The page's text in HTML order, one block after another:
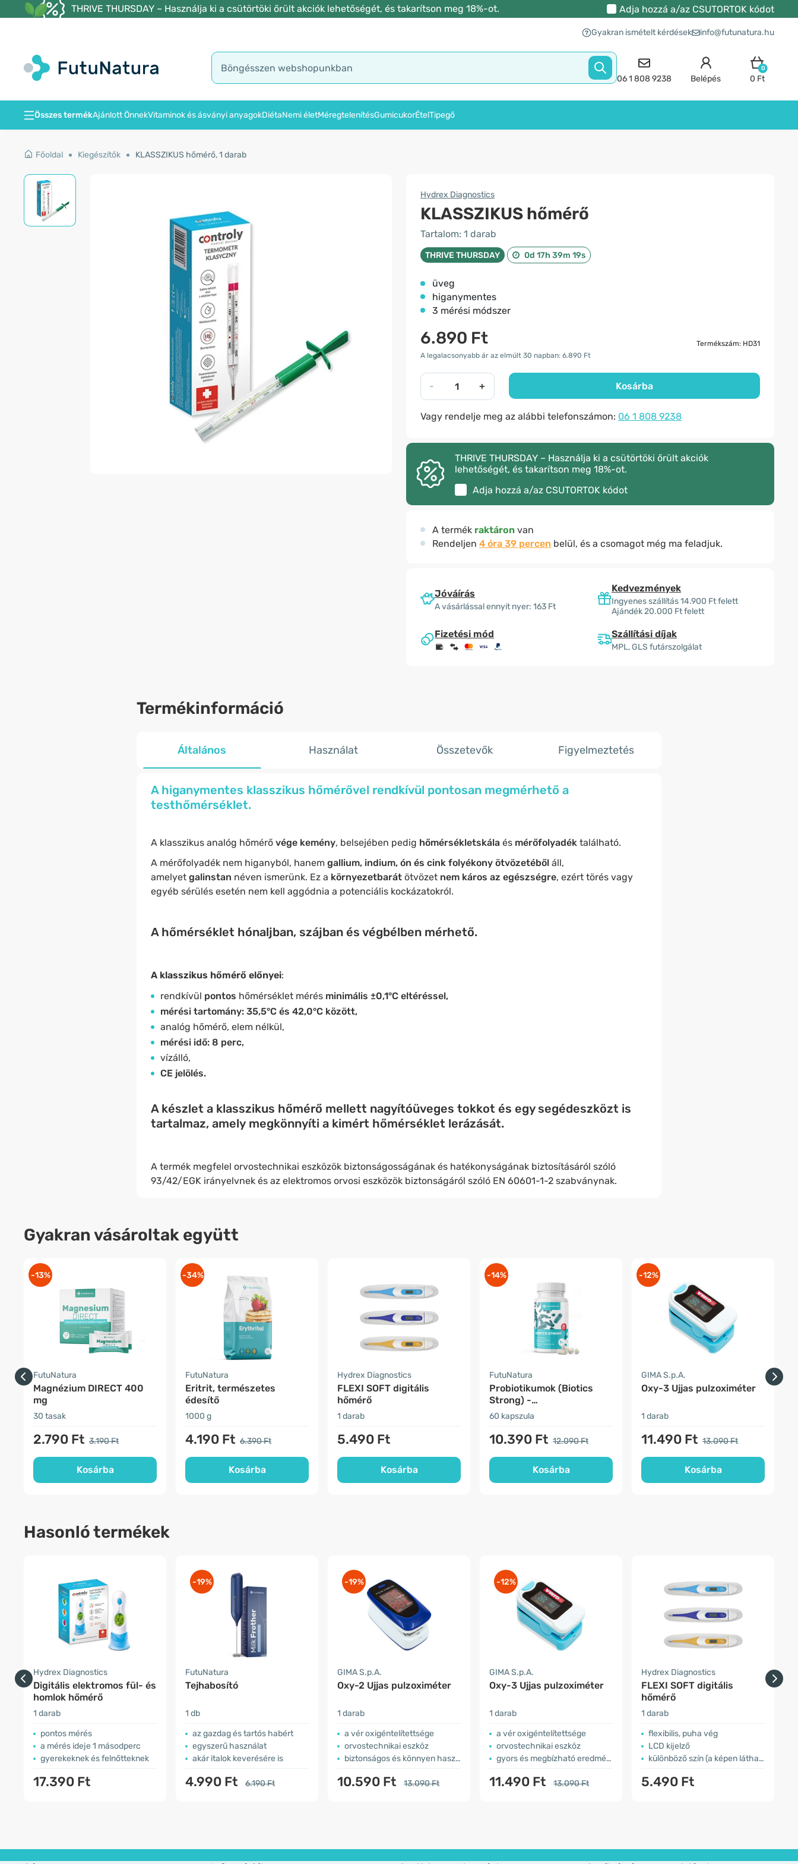
THRIVE THURSDAY – Használja ki a csütörtöki őrült akciók lehetőségét, és takarítson meg 18%-ot. Adja hozzá a/az CSUTORTOKkódot
Gyakran ismételt kérdések info@futunatura.hu
06 1 808 9238 Belépés
0
0 Ft
Összes termékAjánlott ÖnnekVitaminok és ásványi anyagokDiétaNemi életMéregtelenítésGumicukorÉtelTipegő
Főoldal Kiegészítők KLASSZIKUS hőmérő, 1 darab
Hydrex Diagnostics
KLASSZIKUS hőmérő
Tartalom: 1 darab
THRIVE THURSDAY 0d 17h 39m 18s
üveg
higanymentes
3 mérési módszer
6.890 Ft
Termékszám: HD31
A legalacsonyabb ár az elmúlt 30 napban: 6.890 Ft
- + Kosárba
Vagy rendelje meg az alábbi telefonszámon: 06 1 808 9238
THRIVE THURSDAY – Használja ki a csütörtöki őrült akciók
lehetőségét, és takarítson meg 18%-ot.
Adja hozzá a/az CSUTORTOK kódot
A termék raktáron van
Rendeljen 4 óra 39 percen belül, és a csomagot még ma feladjuk.
Jóváírás
A vásárlással ennyit nyer: 163 Ft
Kedvezmények
Ingyenes szállítás 14.900 Ft felett
Ajándék 20.000 Ft felett
Fizetési mód Szállítási díjak
MPL, GLS futárszolgálat
Termékinformáció
Általános Használat Összetevők Figyelmeztetés
A higanymentes klasszikus hőmérővel rendkívül pontosan megmérhető a
testhőmérséklet.
A klasszikus analóg hőmérő vége kemény, belsejében pedig hőmérsékletskála és mérőfolyadék található.
A mérőfolyadék nem higanyból, hanem gallium, indium, ón és cink folyékony ötvözetéből áll,
amelyet galinstan néven ismerünk. Ez a környezetbarát ötvözet nem káros az egészségre, ezért törés vagy
egyéb sérülés esetén nem kell aggódnia a potenciális kockázatokról.
A hőmérséklet hónaljban, szájban és végbélben mérhető.
A klasszikus hőmérő előnyei:
rendkívül pontos hőmérséklet mérés minimális ±0,1°C eltéréssel,
mérési tartomány: 35,5°C és 42,0°C között,
analóg hőmérő, elem nélkül,
mérési idő: 8 perc,
vízálló,
CE jelölés.
A készlet a klasszikus hőmérő mellett nagyítóüveges tokkot és egy segédeszközt is
tartalmaz, amely megkönnyíti a kimért hőmérséklet lerázását.
A termék megfelel orvostechnikai eszközök biztonságosságának és hatékonyságának biztosításáról szóló
93/42/EGK irányelvnek és az elektromos orvosi eszközök biztonságáról szóló EN 60601-1-2 szabványnak.
Gyakran vásároltak együtt
-13%
FutuNatura
Magnézium DIRECT 400
mg
30 tasak
2.790 Ft 3.190 Ft
Kosárba
-34%
FutuNatura
Eritrit, természetes
édesítő
1000 g
4.190 Ft 6.390 Ft
Kosárba
Hydrex Diagnostics
FLEXI SOFT digitális
hőmérő
1 darab
5.490 Ft
Kosárba
-14%
FutuNatura
Probiotikumok (Biotics
Strong) -
emésztőrendszer
60 kapszula
10.390 Ft 12.090 Ft
Kosárba
-12%
GIMA S.p.A.
Oxy-3 Ujjas pulzoximéter
1 darab
11.490 Ft 13.090 Ft
Kosárba
Hasonló termékek
Hydrex Diagnostics
Digitális elektromos fül- és
homlok hőmérő
1 darab
pontos mérés
a mérés ideje 1 másodperc
gyerekeknek és felnőtteknek
17.390 Ft
-19%
FutuNatura
Tejhabosító
1 db
az gazdag és tartós habért
egyszerű használat
akár italok keverésére is
4.990 Ft 6.190 Ft
-19%
GIMA S.p.A.
Oxy-2 Ujjas pulzoximéter
1 darab
a vér oxigéntelítettsége
orvostechnikai eszköz
biztonságos és könnyen használható
10.590 Ft 13.090 Ft
-12%
GIMA S.p.A.
Oxy-3 Ujjas pulzoximéter
1 darab
a vér oxigéntelítettsége
orvostechnikai eszköz
gyors és megbízható eredmények
11.490 Ft 13.090 Ft
Hydrex Diagnostics
FLEXI SOFT digitális
hőmérő
1 darab
flexibilis, puha vég
LCD kijelző
különböző szín (a képen látható szín szimbolikus)
5.490 Ft